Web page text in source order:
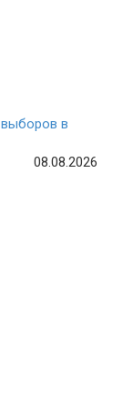
в
08.08.2026